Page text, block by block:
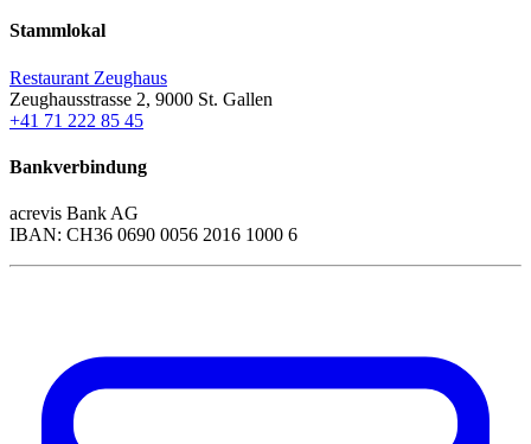
Stammlokal
Restaurant Zeughaus
Zeughausstrasse 2, 9000 St. Gallen
+41 71 222 85 45
Bankverbindung
acrevis Bank AG
IBAN: CH36 0690 0056 2016 1000 6